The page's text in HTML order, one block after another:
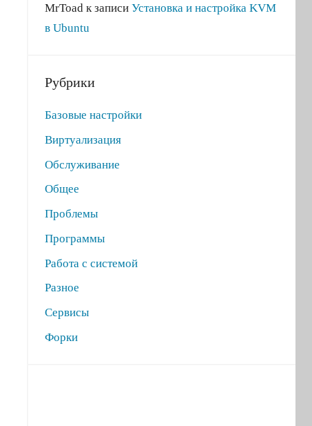
MrToad к записи Установка и настройка KVM
в Ubuntu
Рубрики
Базовые настройки
Виртуализация
Обслуживание
Общее
Проблемы
Программы
Работа с системой
Разное
Сервисы
Форки